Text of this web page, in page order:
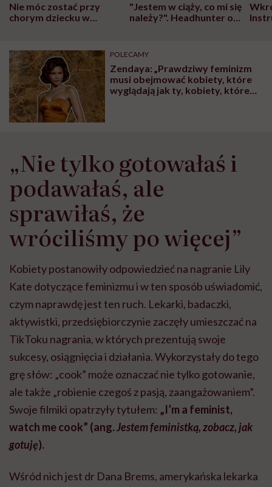
Nie móc zostać przy
chorym dziecku w
może chyba tylko
głupota i brak
wyobraźni"
"Jestem w ciąży, co mi się
należy?". Headhunter o
pracy
POLECAMY
Zendaya: „Prawdziwy feminizm
musi obejmować kobiety, które
wyglądają jak ty, kobiety, które
„Nie tylko gotowałaś i
podawałaś, ale
sprawiłaś, że
wróciliśmy po więcej”
Kobiety postanowiły odpowiedzieć na nagranie Lily
Kate dotyczące feminizmu i w ten sposób uświadomić,
czym naprawdę jest ten ruch. Lekarki, badaczki,
aktywistki, przedsiębiorczynie zaczęły umieszczać na
TikToku nagrania, w których prezentują swoje
sukcesy, osiągnięcia i działania. Wykorzystały do tego
grę słów: „cook” może oznaczać nie tylko gotowanie,
ale także „robienie czegoś z pasją, zaangażowaniem”.
Swoje filmiki opatrzyły tytułem: „I’m a feminist,
watch me cook” (ang.Jestem feministką, zobacz, jak
gotuję).
Wśród nich jest dr Dana Brems, amerykańska lekarka